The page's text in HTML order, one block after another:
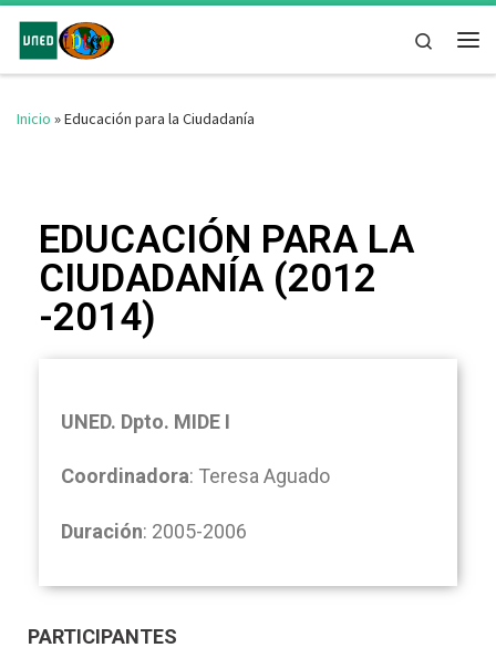
Saltar al contenido Search
Inicio »Educación para la Ciudadanía
EDUCACIÓN PARA LA
CIUDADANÍA (2012
-2014)
UNED. Dpto. MIDE I
Coordinadora: Teresa Aguado
Duración: 2005-2006
PARTICIPANTES